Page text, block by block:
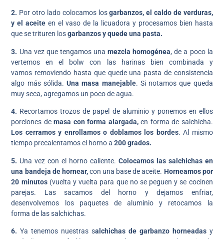
2. Por otro lado colocamos losgarbanzos, el caldo de verduras,
y el aceite en el vaso de la licuadora y procesamos bien hasta
que se trituren losgarbanzos y quede una pasta.
3. Una vez que tengamos unamezcla homogénea, de a poco la
vertemos en el bolw con las harinas bien combinada y
vamos removiendo hasta que quede una pasta de consistencia
algo más sólida.Una masa manejable. Si notamos que queda
muy seca, agregamos un poco de agua.
4. Recortamos trozos de papel de aluminio y ponemos en ellos
porciones demasa con forma alargada,en forma de salchicha.
Los cerramos y enrollamos o doblamos los bordes. Al mismo
tiempo precalentamos el horno a 200 grados.
5. Una vez con el horno caliente. Colocamos las salchichas en
una bandeja de hornear,con una base de aceite. Horneamos por
20 minutos (vuelta y vuelta para que no se peguen y se cocinen
parejas. Las sacamos del horno y dejamos enfriar,
desenvolvemos los paquetes de aluminio y retocamos la
forma de las salchichas.
6. Ya tenemos nuestras salchichas de garbanzo horneadasy